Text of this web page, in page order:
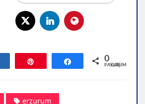
Paylaş 0
PAYLAŞIMLAR
erzurum